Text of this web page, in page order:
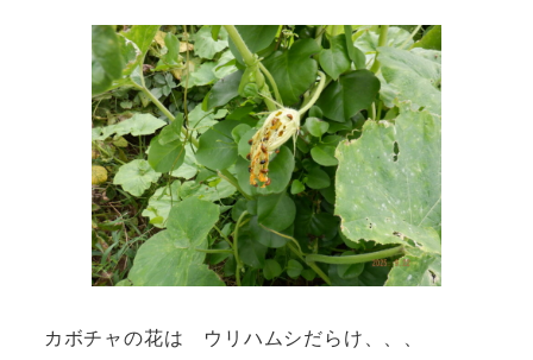
カボチャの花は ウリハムシだらけ、、、